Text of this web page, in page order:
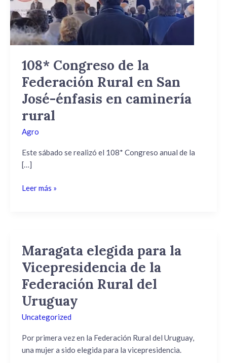
108* Congreso de la
Federación Rural en San
José-énfasis en caminería
rural
Agro
Este sábado se realizó el 108* Congreso anual de la
[…]
Rural
en
San
José-
en
caminería
rural
Leer más »
Maragata elegida para la
Vicepresidencia de la
Federación Rural del
Uruguay
Uncategorized
Por primera vez en la Federación Rural del Uruguay,
una mujer a sido elegida para la vicepresidencia.
Maragata
elegida
para
la
Vicepresidencia
de
la
Federación
Rural